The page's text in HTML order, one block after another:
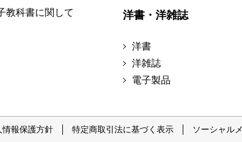
教科書に関して
洋書・洋雑誌
洋書
洋雑誌
電子製品
情報保護方針 特定商取引法に基づく表示 ソーシャル